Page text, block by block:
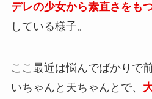
デレの少女から素直さをも
している様子。
ここ最近は悩んでばかりで
いちゃんと天ちゃんとで、